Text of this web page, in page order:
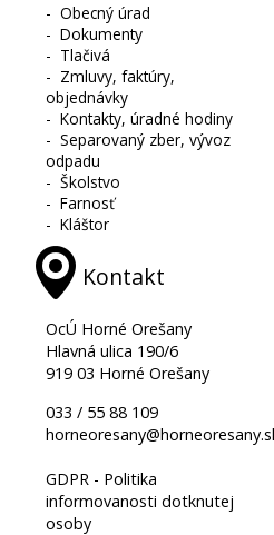
-Obecný úrad
-Dokumenty
- Tlačivá
- Zmluvy, faktúry,
objednávky
-Kontakty, úradné hodiny
-Separovaný zber, vývoz
odpadu
-Školstvo
-Farnosť
-Kláštor
Kontakt
OcÚ Horné Orešany
Hlavná ulica 190/6
919 03 Horné Orešany
033 / 55 88 109
GDPR - Politika
informovanosti dotknutej
osoby